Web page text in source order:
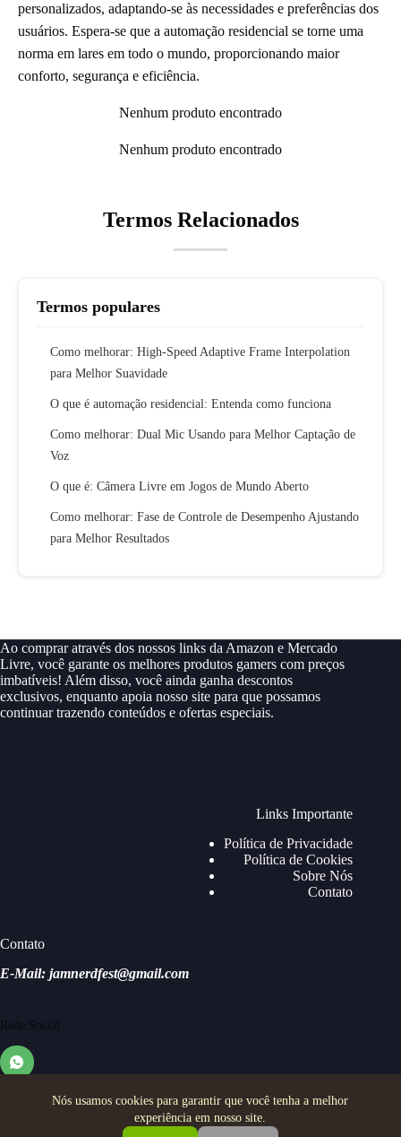
Nós usamos cookies para garantir que você tenha a melhor
experiência em nosso site.
personalizados, adaptando-se às necessidades e preferências dos
usuários. Espera-se que a automação residencial se torne uma
norma em lares em todo o mundo, proporcionando maior
conforto, segurança e eficiência.
Nenhum produto encontrado
Nenhum produto encontrado
Termos Relacionados
Termos populares
Como melhorar: High-Speed Adaptive Frame Interpolation
para Melhor Suavidade
O que é automação residencial: Entenda como funciona
Como melhorar: Dual Mic Usando para Melhor Captação de
Voz
O que é: Câmera Livre em Jogos de Mundo Aberto
Como melhorar: Fase de Controle de Desempenho Ajustando
para Melhor Resultados
Ao comprar através dos nossos links da Amazon e Mercado
Livre, você garante os melhores produtos gamers com preços
imbatíveis! Além disso, você ainda ganha descontos
exclusivos, enquanto apoia nosso site para que possamos
continuar trazendo conteúdos e ofertas especiais.
Links Importante
Política de Privacidade
Política de Cookies
Sobre Nós
Contato
Contato
E-Mail: jamnerdfest@gmail.com
Rede Social